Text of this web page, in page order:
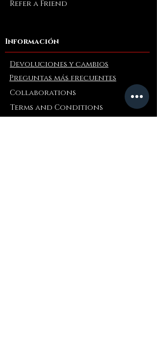
Refer a Friend
Información
Devoluciones y cambios
Preguntas más frecuentes
Collaborations
Terms and Conditions